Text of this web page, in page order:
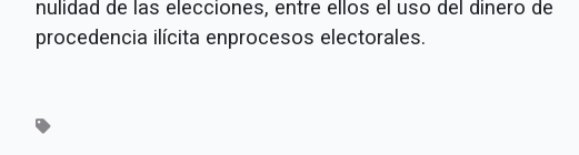
nulidad de las elecciones, entre ellos el uso del dinero de
procedencia ilícita enprocesos electorales.